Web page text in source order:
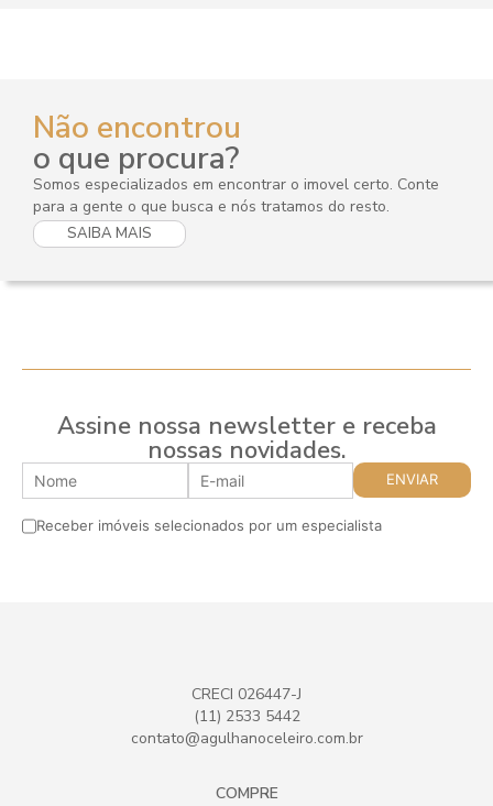
Não encontrou
o que procura?
Somos especializados em encontrar o imovel certo. Conte
para a gente o que busca e nós tratamos do resto.
SAIBA MAIS
Assine nossa newsletter e receba
nossas novidades.
Receber imóveis selecionados por um especialista
CRECI 026447-J
(11) 2533 5442
contato@agulhanoceleiro.com.br
COMPRE